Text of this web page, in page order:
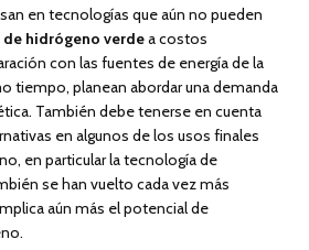
en tecnologías que aún no pueden
de hidrógeno verdea costos
con las fuentes de energía de la
tiempo, planean abordar una demanda
También debe tenerse en cuenta
en algunos de los usos finales
en particular la tecnología de
se han vuelto cada vez más
aún más el potencial de